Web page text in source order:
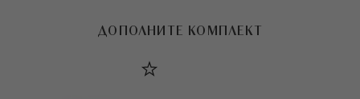
ДОПОЛНИТЕ КОМПЛЕКТ